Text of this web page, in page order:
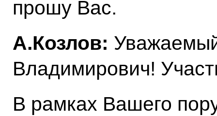
прошу Вас.
А.Козлов:
Владимирович!
В рамках Вашего